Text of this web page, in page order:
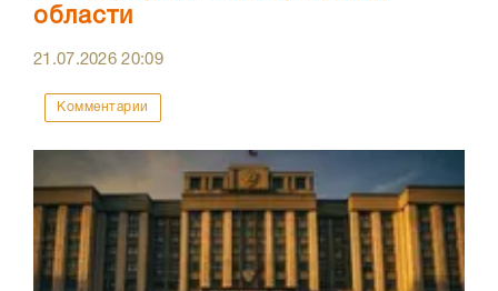
области
21.07.202620:09
Комментарии